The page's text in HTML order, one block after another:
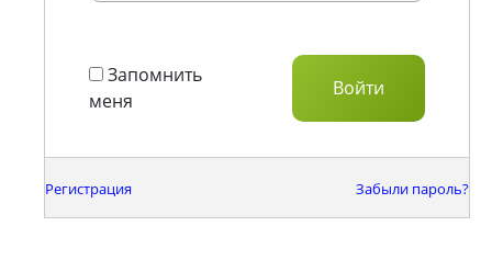
Запомнить
меня
Регистрация Забыли пароль?